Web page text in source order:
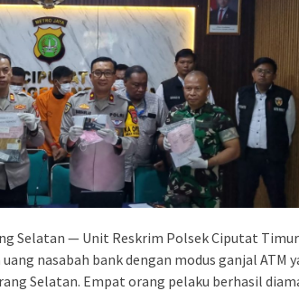
Selatan — Unit Reskrim Polsek Ciputat Timur
nasabah bank dengan modus ganjal ATM
Selatan. Empat orang pelaku berhasil